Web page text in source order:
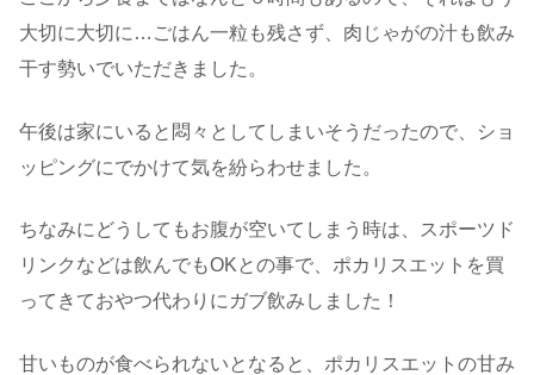
大切に大切に…ごはん一粒も残さず、肉じゃがの汁も飲み
干す勢いでいただきました。
午後は家にいると悶々としてしまいそうだったので、ショ
ッピングにでかけて気を紛らわせました。
ちなみにどうしてもお腹が空いてしまう時は、スポーツド
リンクなどは飲んでもOKとの事で、ポカリスエットを買
ってきておやつ代わりにガブ飲みしました！
甘いものが食べられないとなると、ポカリスエットの甘み